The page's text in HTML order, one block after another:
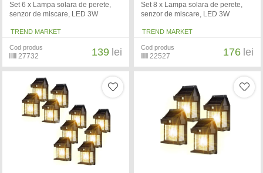
Set 6 x Lampa solara de perete,
senzor de miscare, LED 3W
TREND MARKET
Cod produs
27732 139 lei
Set 8 x Lampa solara de perete,
senzor de miscare, LED 3W
TREND MARKET
Cod produs
22527 176 lei